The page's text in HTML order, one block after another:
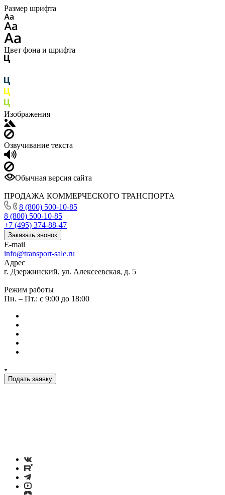
Размер шрифта
Цвет фона и шрифта
Изображения
Озвучивание текста
Обычная версия сайта
ПРОДАЖА КОММЕРЧЕСКОГО ТРАНСПОРТА
8 (800) 500-10-85
8 (800) 500-10-85
+7 (495) 374-88-47
Заказать звонок
E-mail
info@transport-sale.ru
Адрес
г. Дзержинский, ул. Алексеевская, д. 5
Режим работы
Пн. – Пт.: с 9:00 до 18:00
Подать заявку